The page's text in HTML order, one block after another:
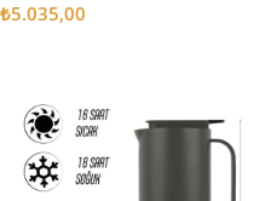
₺5.035,00